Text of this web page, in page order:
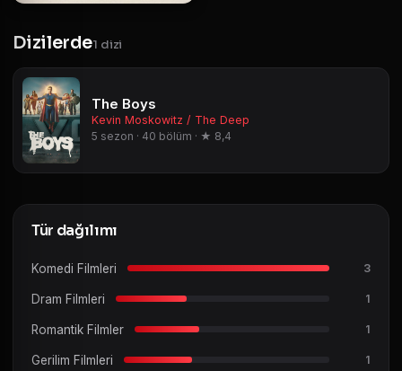
Dizilerde1 dizi
The Boys
Kevin Moskowitz / The Deep
5 sezon · 40 bölüm · ★ 8,4
Tür dağılımı
Komedi Filmleri 3
Dram Filmleri 1
Romantik Filmler 1
Gerilim Filmleri 1